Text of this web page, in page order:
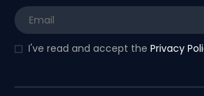
I've read and accept the Privacy